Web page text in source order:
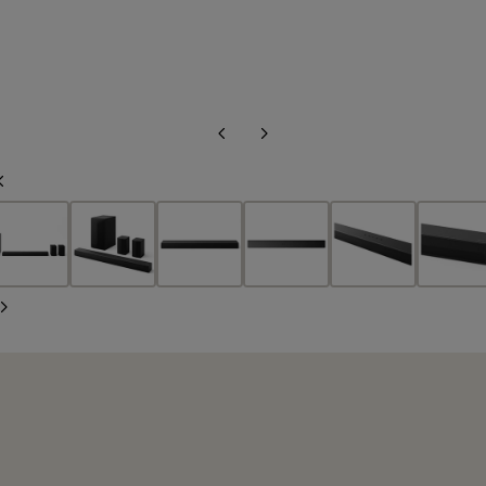
Diapositiva
Siguiente
Diapositiva
Siguiente